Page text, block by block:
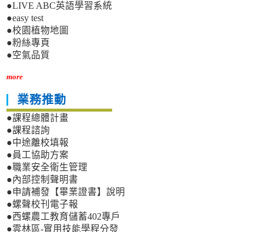
●LIVE ABC英語學習系統
●easy test
●校園植物地圖
●粉絲專頁
●空氣品質
more
業務推動
●課程總體計畫
●課程諮詢
●中途離校填報
●員工協助方案
●職業安全衛生管理
●內部控制聲明書
●申請補發【畢業證書】說明
●螺聲校刊電子報
●西螺農工教育儲蓄402專戶
●雲林區-實用技能學程分發